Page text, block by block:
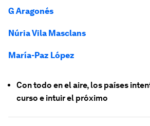
G Aragonés
Núria Vila Masclans
María-Paz López
Con todo en el aire, los países
curso e intuir el próximo